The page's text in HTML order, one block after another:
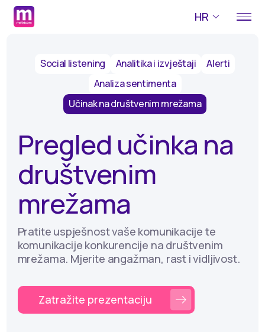
HR
Social listening Analitika i izvještaji
Alerti
Analiza sentimenta
Učinak na društvenim mrežama
Pregled učinka na
društvenim
mrežama
Pratite uspješnost vaše komunikacije te
komunikacije konkurencije na društvenim
mrežama. Mjerite angažman, rast i vidljivost.
Zatražite prezentaciju